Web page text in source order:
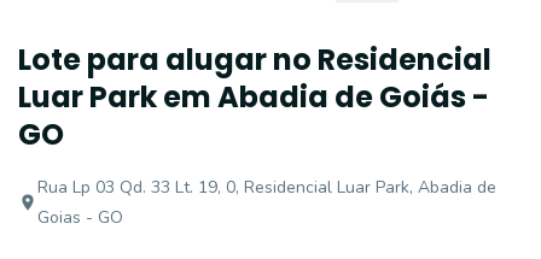
Lote para alugar no Residencial
Luar Park em Abadia de Goiás -
GO
Rua Lp 03 Qd. 33 Lt. 19, 0, Residencial Luar Park, Abadia de
Goias - GO